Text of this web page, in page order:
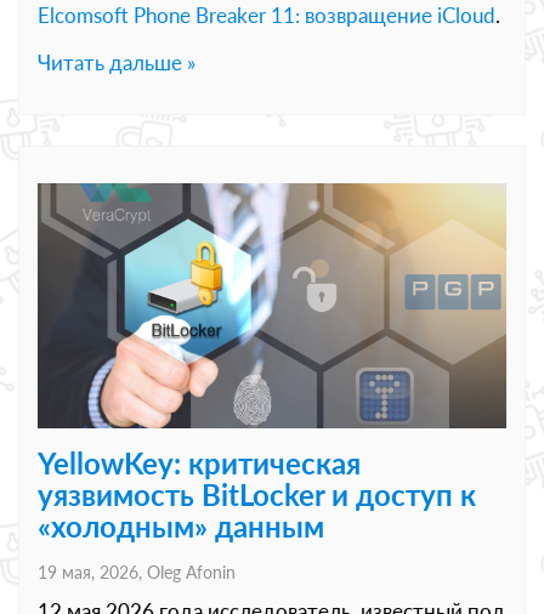
Elcomsoft Phone Breaker 11: возвращение iCloud.
Читать дальше »
YellowKey: критическая
уязвимость BitLocker и доступ к
«холодным» данным
19 мая, 2026, Oleg Afonin